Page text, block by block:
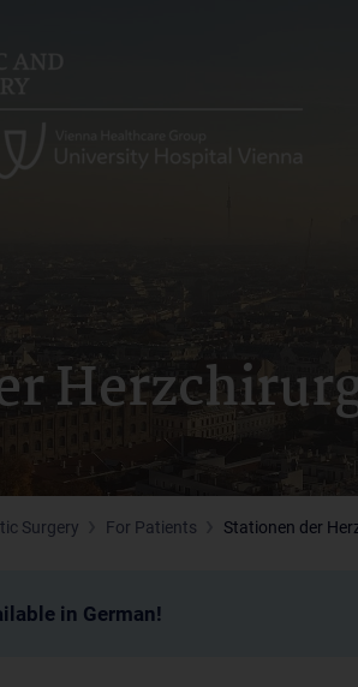
Surgery For Patients Stationen der
in German!